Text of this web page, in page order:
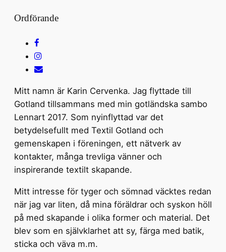
Ordförande
Mitt namn är Karin Cervenka. Jag flyttade till
Gotland tillsammans med min gotländska sambo
Lennart 2017. Som nyinflyttad var det
betydelsefullt med Textil Gotland och
gemenskapen i föreningen, ett nätverk av
kontakter, många trevliga vänner och
inspirerande textilt skapande.
Mitt intresse för tyger och sömnad väcktes redan
när jag var liten, då mina föräldrar och syskon höll
på med skapande i olika former och material. Det
blev som en självklarhet att sy, färga med batik,
sticka och väva m.m.